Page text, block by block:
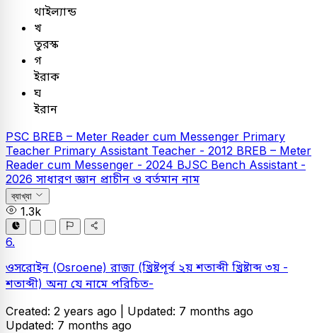
থাইল্যান্ড
খ
তুরস্ক
গ
ইরাক
ঘ
ইরান
PSC BREB – Meter Reader cum Messenger Primary
Teacher Primary Assistant Teacher - 2012 BREB – Meter
Reader cum Messenger - 2024 BJSC Bench Assistant -
2026 সাধারণ জ্ঞান প্রাচীন ও বর্তমান নাম
ব্যাখ্যা
1.3k
6.
ওসরোইন (Osroene) রাজ্য (খ্রিষ্টপূর্ব ২য় শতাব্দী খ্রিষ্টাব্দ ৩য় -
শতাব্দী) অন্য যে নামে পরিচিত-
Created: 2 years ago | Updated: 7 months ago
Updated: 7 months ago